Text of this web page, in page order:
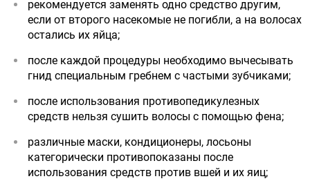
рекомендуется заменять одно средство другим,
если от второго насекомые не погибли, а на волосах
остались их яйца;
после каждой процедуры необходимо вычесывать
гнид специальным гребнем с частыми зубчиками;
после использования противопедикулезных
средств нельзя сушить волосы с помощью фена;
различные маски, кондиционеры, лосьоны
категорически противопоказаны после
использования средств против вшей и их яиц;